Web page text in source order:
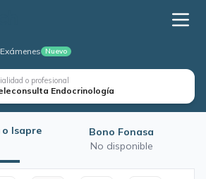
Exámenes Nuevo
o profesional
Endocrinología
Isapre
Bono Fonasa
No disponible